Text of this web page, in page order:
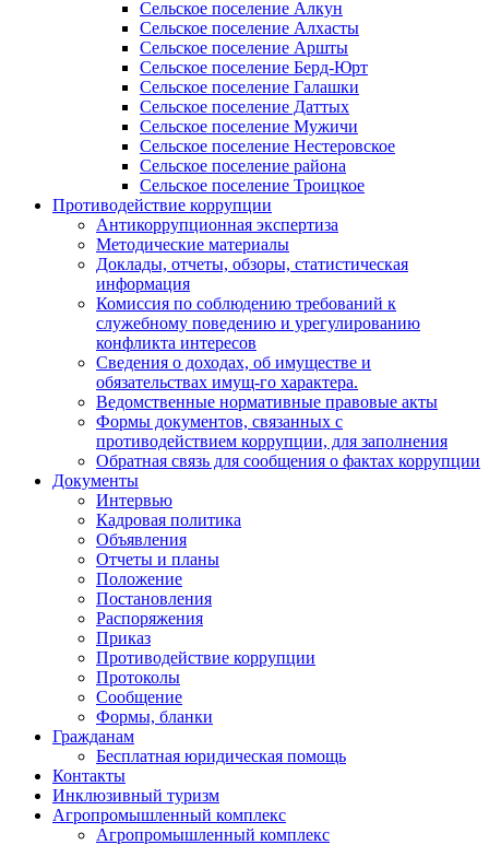
Сельское поселение Алкун
Сельское поселение Алхасты
Сельское поселение Аршты
Сельское поселение Берд-Юрт
Сельское поселение Галашки
Сельское поселение Даттых
Сельское поселение Мужичи
Сельское поселение Нестеровское
Сельское поселение района
Сельское поселение Троицкое
Противодействие коррупции
Антикоррупционная экспертиза
Методические материалы
Доклады, отчеты, обзоры, статистическая
информация
Комиссия по соблюдению требований к
служебному поведению и урегулированию
конфликта интересов
Сведения о доходах, об имуществе и
обязательствах имущ-го характера.
Ведомственные нормативные правовые акты
Формы документов, связанных с
противодействием коррупции, для заполнения
Обратная связь для сообщения о фактах коррупции
Документы
Интервью
Кадровая политика
Объявления
Отчеты и планы
Положение
Постановления
Распоряжения
Приказ
Противодействие коррупции
Протоколы
Сообщение
Формы, бланки
Гражданам
Бесплатная юридическая помощь
Контакты
Инклюзивный туризм
Агропромышленный комплекс
Агропромышленный комплекс